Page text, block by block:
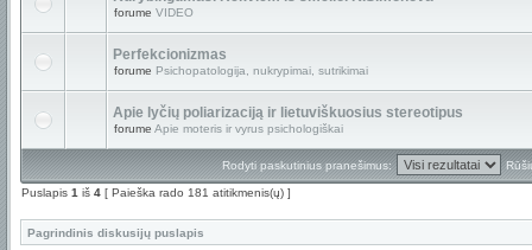
forume VIDEO
Perfekcionizmas
forume Psichopatologija, nukrypimai, sutrikimai
Apie lyčių poliarizaciją ir lietuviškuosius stereotipus
forume Apie moteris ir vyrus psichologiškai
Rodyti paskutinius pranešimus:
Puslapis 1 iš 4 [ Paieška rado 181 atitikmenis(ų) ]
Pagrindinis diskusijų puslapis